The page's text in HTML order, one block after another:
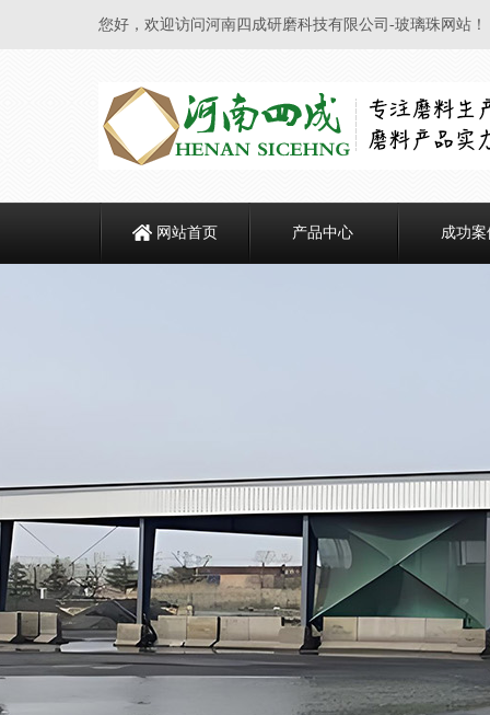
您好，欢迎访问河南四成研磨科技有限公司-玻璃珠网站！
网站首页 产品中心 成功案